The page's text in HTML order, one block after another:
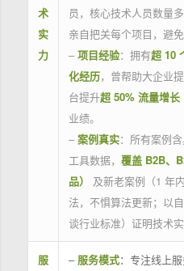
术
实
力
员，核心技术人员数量
亲自把关每个项目，避免
– 项目经验：拥有超 10
化经历，曾帮助大企业
台提升超 50% 流量增长
业绩。
– 案例真实：所有案例
工具数据， 覆盖 B2B、
品）
及新老案例（1 年
法，不惧算法更新；以
谈行业标准）证明技术实
服
– 服务模式：专注线上